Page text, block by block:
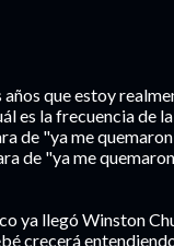
que estoy
es la frecuencia de
de "ya me
de "ya me
ya llegó Winston
crecerá